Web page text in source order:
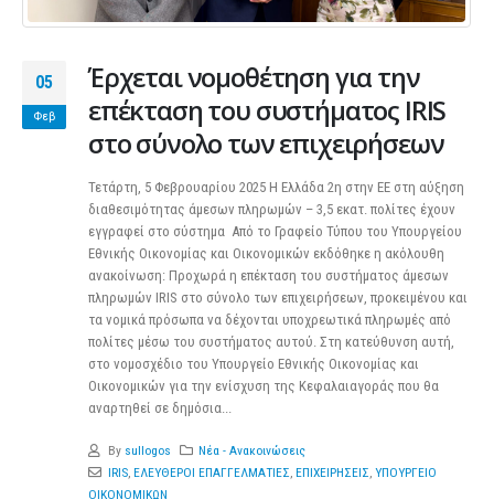
05
Φεβ
Έρχεται νομοθέτηση για την
επέκταση του συστήματος IRIS
στο σύνολο των επιχειρήσεων
Τετάρτη, 5 Φεβρουαρίου 2025 Η Ελλάδα 2η στην ΕΕ στη αύξηση
διαθεσιμότητας άμεσων πληρωμών – 3,5 εκατ. πολίτες έχουν
εγγραφεί στο σύστημα Από το Γραφείο Τύπου του Υπουργείου
Εθνικής Οικονομίας και Οικονομικών εκδόθηκε η ακόλουθη
ανακοίνωση: Προχωρά η επέκταση του συστήματος άμεσων
πληρωμών IRIS στο σύνολο των επιχειρήσεων, προκειμένου και
τα νομικά πρόσωπα να δέχονται υποχρεωτικά πληρωμές από
πολίτες μέσω του συστήματος αυτού. Στη κατεύθυνση αυτή,
στο νομοσχέδιο του Υπουργείο Εθνικής Οικονομίας και
Οικονομικών για την ενίσχυση της Κεφαλαιαγοράς που θα
αναρτηθεί σε δημόσια...
By sullogos
Νέα - Ανακοινώσεις
IRIS, ΕΛΕΥΘΕΡΟΙ ΕΠΑΓΓΕΛΜΑΤΙΕΣ, ΕΠΙΧΕΙΡΗΣΕΙΣ, ΥΠΟΥΡΓΕΙΟ
ΟΙΚΟΝΟΜΙΚΩΝ